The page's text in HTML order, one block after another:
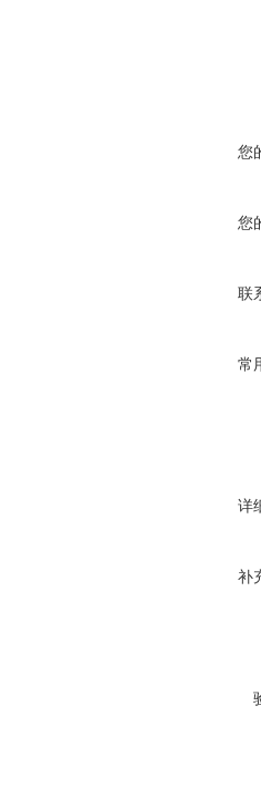
您
您
联
常
详
补